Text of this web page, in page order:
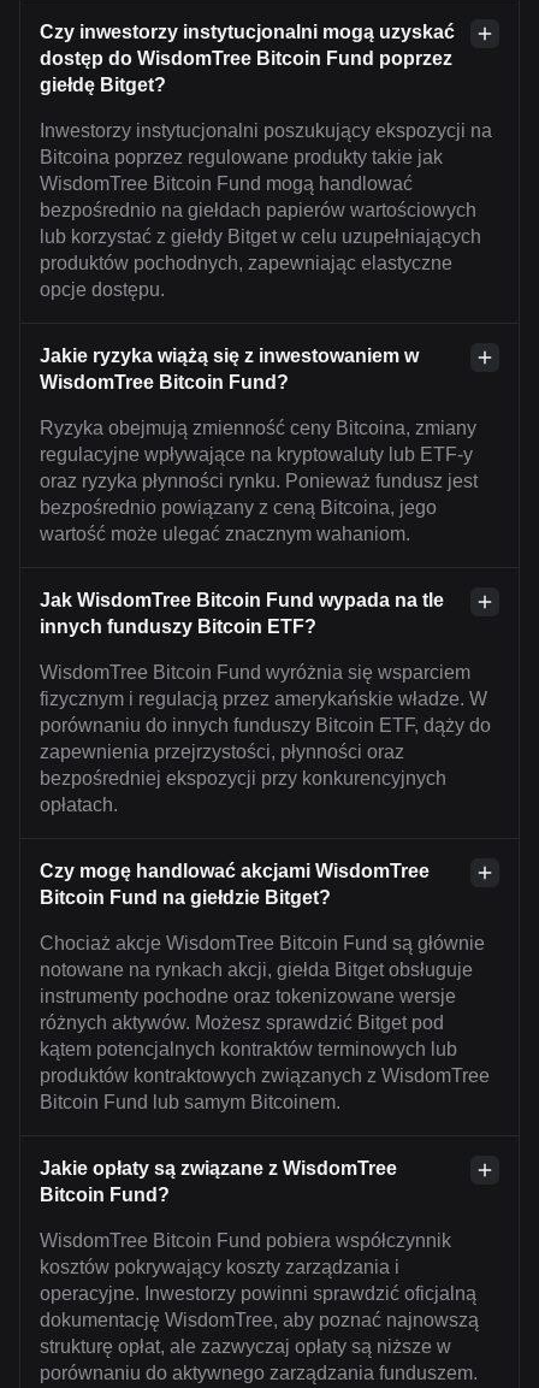
Czy inwestorzy instytucjonalni mogą uzyskać
dostęp do WisdomTree Bitcoin Fund poprzez
giełdę Bitget?
Inwestorzy instytucjonalni poszukujący ekspozycji na
Bitcoina poprzez regulowane produkty takie jak
WisdomTree Bitcoin Fund mogą handlować
bezpośrednio na giełdach papierów wartościowych
lub korzystać z giełdy Bitget w celu uzupełniających
produktów pochodnych, zapewniając elastyczne
opcje dostępu.
Jakie ryzyka wiążą się z inwestowaniem w
WisdomTree Bitcoin Fund?
Ryzyka obejmują zmienność ceny Bitcoina, zmiany
regulacyjne wpływające na kryptowaluty lub ETF-y
oraz ryzyka płynności rynku. Ponieważ fundusz jest
bezpośrednio powiązany z ceną Bitcoina, jego
wartość może ulegać znacznym wahaniom.
Jak WisdomTree Bitcoin Fund wypada na tle
innych funduszy Bitcoin ETF?
WisdomTree Bitcoin Fund wyróżnia się wsparciem
fizycznym i regulacją przez amerykańskie władze. W
porównaniu do innych funduszy Bitcoin ETF, dąży do
zapewnienia przejrzystości, płynności oraz
bezpośredniej ekspozycji przy konkurencyjnych
opłatach.
Czy mogę handlować akcjami WisdomTree
Bitcoin Fund na giełdzie Bitget?
Chociaż akcje WisdomTree Bitcoin Fund są głównie
notowane na rynkach akcji, giełda Bitget obsługuje
instrumenty pochodne oraz tokenizowane wersje
różnych aktywów. Możesz sprawdzić Bitget pod
kątem potencjalnych kontraktów terminowych lub
produktów kontraktowych związanych z WisdomTree
Bitcoin Fund lub samym Bitcoinem.
Jakie opłaty są związane z WisdomTree
Bitcoin Fund?
WisdomTree Bitcoin Fund pobiera współczynnik
kosztów pokrywający koszty zarządzania i
operacyjne. Inwestorzy powinni sprawdzić oficjalną
dokumentację WisdomTree, aby poznać najnowszą
strukturę opłat, ale zazwyczaj opłaty są niższe w
porównaniu do aktywnego zarządzania funduszem.